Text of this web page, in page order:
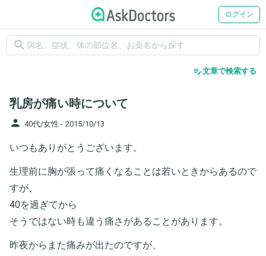
ログイン
search
edit_note文章で検索する
乳房が痛い時について
person 40代/女性 - 2015/10/13
いつもありがとうございます。
生理前に胸が張って痛くなることは若いときからあるので
すが、
40を過ぎてから
そうではない時も違う痛さがあることがあります。
昨夜からまた痛みが出たのですが、